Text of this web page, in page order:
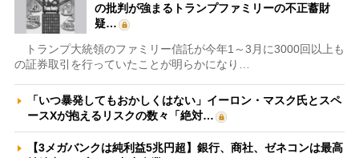
の批判が強まるトランプファミリーの不正蓄財
疑…
トランプ大統領のファミリー信託が今年1～3月に3000回以上も
の証券取引を行っていたことが明らかになり…
「いつ暴発してもおかしくはない」イーロン・マスク氏とスペ
ースXが抱えるリスクの数々「絶対…
【3メガバンクは純利益5兆円超】銀行、商社、ゼネコンは最高